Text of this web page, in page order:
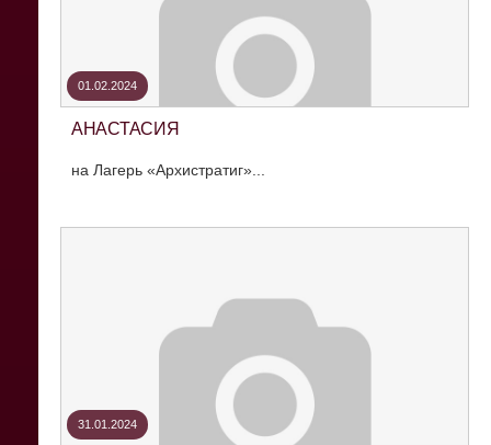
01.02.2024
АНАСТАСИЯ
на Лагерь «Архистратиг»...
31.01.2024